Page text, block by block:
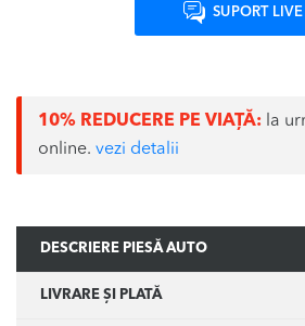
SUPORT LIVE
10% REDUCERE PE VIAȚĂ: la
online. vezi detalii
DESCRIERE PIESĂ AUTO
LIVRARE ȘI PLATĂ